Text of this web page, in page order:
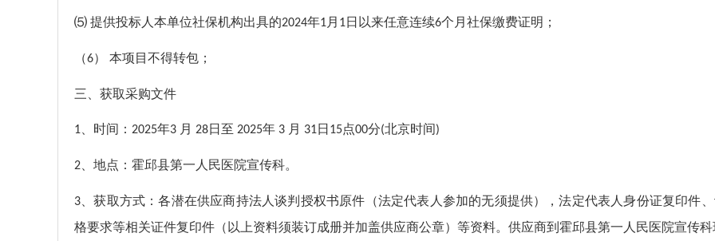
⑸ 提供投标人本单位社保机构出具的2024年1月 1日以来任意连续6个月社保缴费证明；
（6） 本项目不得转包；
三、获取采购文件
1 、时间： 2025年3 月 28日至 2025年 3 月 31日 15点00分(北京时间)
2 、地点： 霍邱县第一人民医院宣传科。
3 、获取方式：各潜在供应商持法人谈判授权书原件（法定代表人参加的无须提供），法定代表人身份证复印件
格要求等相关证件复印件（以上资料须装订成册并加盖供应商公章）等资料。供应商到 霍邱县第一人民医院宣传